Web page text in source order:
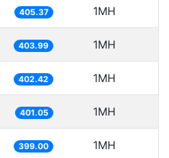
405.37 1MH
403.99 1MH
402.42 1MH
401.05 1MH
399.00 1MH